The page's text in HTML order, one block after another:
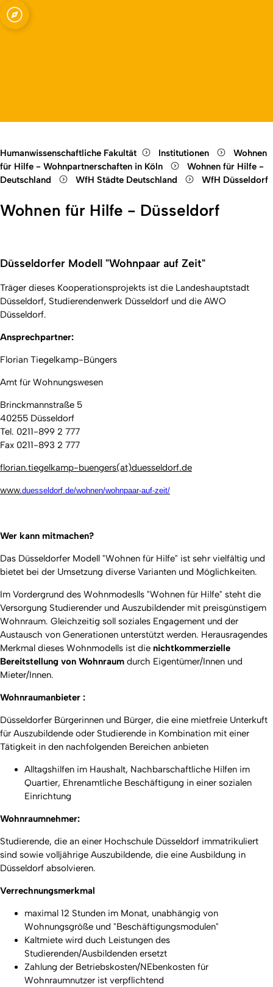
Open quicklink menu
Humanwissenschaftliche Fakultät Institutionen
Wohnen
für Hilfe - Wohnpartnerschaften in Köln
Wohnen für Hilfe -
Deutschland
WfH Städte Deutschland WfH Düsseldorf
Wohnen für Hilfe - Düsseldorf
Düsseldorfer Modell "Wohnpaar auf Zeit"
Träger dieses Kooperationsprojekts ist die Landeshauptstadt
Düsseldorf, Studierendenwerk Düsseldorf und die AWO
Düsseldorf.
Ansprechpartner:
Florian Tiegelkamp-Büngers
Amt für Wohnungswesen
Brinckmannstraße 5
40255 Düsseldorf
Tel. 0211-899 2 777
Fax 0211-893 2 777
florian.tiegelkamp-buengers(at)duesseldorf.de
www.duesseldorf.de/wohnen/wohnpaar-auf-zeit/
Wer kann mitmachen?
Das Düsseldorfer Modell "Wohnen für Hilfe" ist sehr vielfältig und
bietet bei der Umsetzung diverse Varianten und Möglichkeiten.
Im Vordergrund des Wohnmodeslls "Wohnen für Hilfe" steht die
Versorgung Studierender und Auszubildender mit preisgünstigem
Wohnraum. Gleichzeitig soll soziales Engagement und der
Austausch von Generationen unterstützt werden. Herausragendes
Merkmal dieses Wohnmodells ist die nichtkommerzielle
Bereitstellung von Wohnraum durch Eigentümer/Innen und
Mieter/Innen.
Wohnraumanbieter :
Düsseldorfer Bürgerinnen und Bürger, die eine mietfreie Unterkuft
für Auszubildende oder Studierende in Kombination mit einer
Tätigkeit in den nachfolgenden Bereichen anbieten
Alltagshilfen im Haushalt, Nachbarschaftliche Hilfen im
Quartier, Ehrenamtliche Beschäftigung in einer sozialen
Einrichtung
Wohnraumnehmer:
Studierende, die an einer Hochschule Düsseldorf immatrikuliert
sind sowie volljährige Auszubildende, die eine Ausbildung in
Düsseldorf absolvieren.
Verrechnungsmerkmal
maximal 12 Stunden im Monat, unabhängig von
Wohnungsgröße und "Beschäftigungsmodulen"
Kaltmiete wird duch Leistungen des
Studierenden/Ausbildenden ersetzt
Zahlung der Betriebskosten/NEbenkosten für
Wohnraumnutzer ist verpflichtend